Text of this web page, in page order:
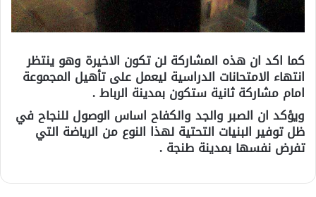
كما اكد ان هذه المشاركة لن تكون الاخيرة وهو ينتظر
انتهاء الامتحانات الدراسية ليعمل على تأهيل المجموعة
امام مشاركة ثانية ستكون بمدينة الرباط .
ويؤكد ان الصبر والجد والكفاح اساس الوصول للنجاح في
ظل توفير البنيات التحتية لهذا النوع من الرياضة التي
تفرض نفسها بمدينة طنجة .